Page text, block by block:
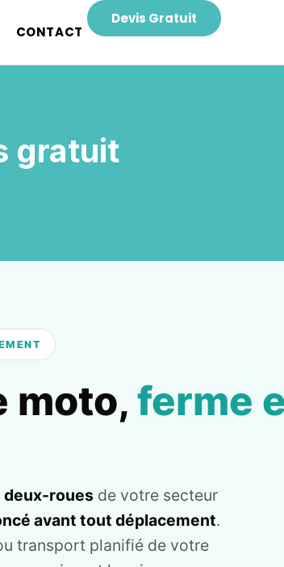
CONTACT
Devis Gratuit
gratuit
moto, ferme
rouesde votre secteur
avant tout déplacement.
transport planifié de votre